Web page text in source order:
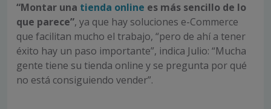
“Montar una tienda online es más sencillo de lo
que parece”, ya que hay soluciones e-Commerce
que facilitan mucho el trabajo, “pero de ahí a tener
éxito hay un paso importante”, indica Julio: “Mucha
gente tiene su tienda online y se pregunta por qué
no está consiguiendo vender”.